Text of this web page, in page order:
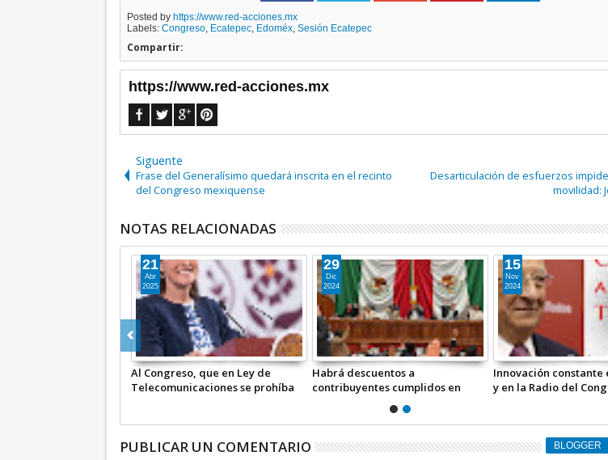
Posted by https://www.red-acciones.mx
Labels: Congreso, Ecatepec, Edoméx, Sesión Ecatepec
Compartir:
https://www.red-acciones.mx
Siguente
Frase del Generalísimo quedará inscrita en el recinto
del Congreso mexiquense
Desarticulación de esfuerzos
movilidad:
NOTAS RELACIONADAS
Congreso endurecer
por despojo en Edomex
Al Congreso, que en Ley de
Telecomunicaciones se prohíba
21
Abr
2025
Habrá descuentos a
contribuyentes cumplidos en
agua y predial en Edomex
29
Dic
2024
Innovación
y en la Radio
15
Nov
2024
PUBLICAR UN COMENTARIO BLOGGER